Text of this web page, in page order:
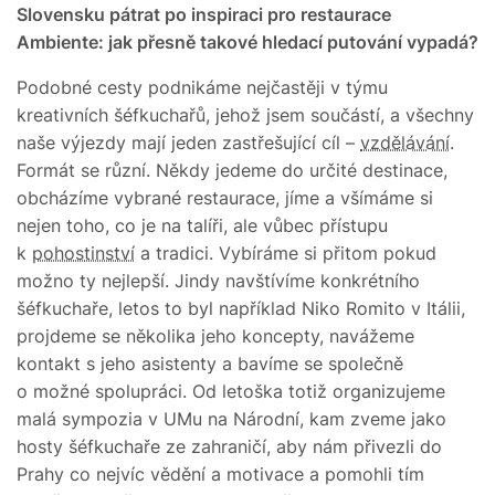
Slovensku pátrat po inspiraci pro restaurace
Ambiente: jak přesně takové hledací putování vypadá?
Podobné cesty podnikáme nejčastěji v týmu
kreativních šéfkuchařů, jehož jsem součástí, a všechny
naše výjezdy mají jeden zastřešující cíl – vzdělávání.
Formát se různí. Někdy jedeme do určité destinace,
obcházíme vybrané restaurace, jíme a všímáme si
nejen toho, co je na talíři, ale vůbec přístupu
k pohostinství a tradici. Vybíráme si přitom pokud
možno ty nejlepší. Jindy navštívíme konkrétního
šéfkuchaře, letos to byl například Niko Romito v Itálii,
projdeme se několika jeho koncepty, navážeme
kontakt s jeho asistenty a bavíme se společně
o možné spolupráci. Od letoška totiž organizujeme
malá sympozia v UMu na Národní, kam zveme jako
hosty šéfkuchaře ze zahraničí, aby nám přivezli do
Prahy co nejvíc vědění a motivace a pomohli tím